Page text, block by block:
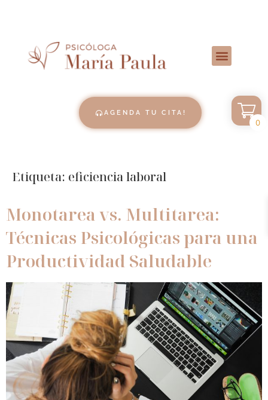
AGENDA TU CITA!
Etiqueta: eficiencia laboral
Monotarea vs. Multitarea:
Técnicas Psicológicas para una
Productividad Saludable
0